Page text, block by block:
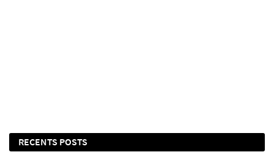
RECENTS POSTS